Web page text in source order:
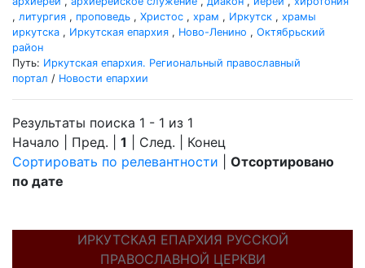
, литургия , проповедь , Христос , храм , Иркутск , храмы
иркутска , Иркутская епархия , Ново-Ленино , Октябрьский
район
Путь: Иркутская епархия. Региональный православный
портал / Новости епархии
Результаты поиска 1 - 1 из 1
Начало | Пред. | 1 | След. | Конец
Сортировать по релевантности
Отсортировано
по дате
ИРКУТСКАЯ ЕПАРХИЯ РУССКОЙ
ПРАВОСЛАВНОЙ ЦЕРКВИ